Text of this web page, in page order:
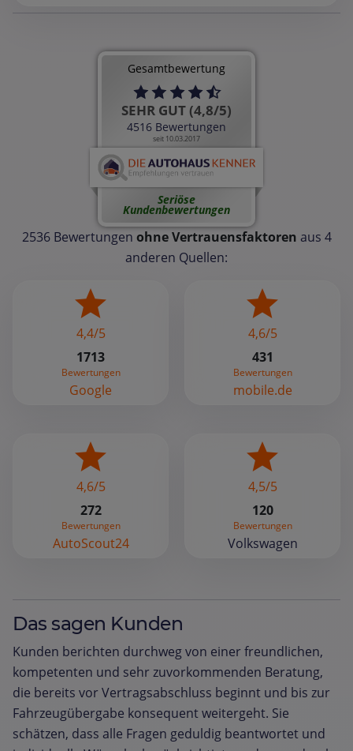
Gesamtbewertung
SEHR GUT (4,8/5)
4516 Bewertungen
seit 10.03.2017
Seriöse
Kundenbewertungen
2536 Bewertungen ohne Vertrauensfaktoren aus 4
anderen Quellen:
4,4/5
1713
Bewertungen
Google
4,6/5
431
Bewertungen
mobile.de
4,6/5
272
Bewertungen
AutoScout24
4,5/5
120
Bewertungen
Volkswagen
Das sagen Kunden
Kunden berichten durchweg von einer freundlichen,
kompetenten und sehr zuvorkommenden Beratung,
die bereits vor Vertragsabschluss beginnt und bis zur
Fahrzeugübergabe konsequent weitergeht. Sie
schätzen, dass alle Fragen geduldig beantwortet und